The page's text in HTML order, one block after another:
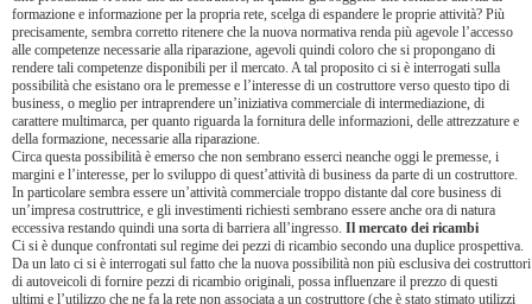
formazione e informazione per la propria rete, scelga di espandere le proprie attività? Più
precisamente, sembra corretto ritenere che la nuova normativa renda più agevole l’accesso
alle competenze necessarie alla riparazione, agevoli quindi coloro che si propongano di
rendere tali competenze disponibili per il mercato. A tal proposito ci si è interrogati sulla
possibilità che esistano ora le premesse e l’interesse di un costruttore verso questo tipo di
business, o meglio per intraprendere un’iniziativa commerciale di intermediazione, di
carattere multimarca, per quanto riguarda la fornitura delle informazioni, delle attrezzature e
della formazione, necessarie alla riparazione.
Circa questa possibilità è emerso che non sembrano esserci neanche oggi le premesse, i
margini e l’interesse, per lo sviluppo di quest’attività di business da parte di un costruttore.
In particolare sembra essere un’attività commerciale troppo distante dal core business di
un’impresa costruttrice, e gli investimenti richiesti sembrano essere anche ora di natura
eccessiva restando quindi una sorta di barriera all’ingresso. Il mercato dei ricambi
Ci si è dunque confrontati sul regime dei pezzi di ricambio secondo una duplice prospettiva.
Da un lato ci si è interrogati sul fatto che la nuova possibilità non più esclusiva dei costruttori
di autoveicoli di fornire pezzi di ricambio originali, possa influenzare il prezzo di questi
ultimi e l’utilizzo che ne fa la rete non associata a un costruttore (che è stato stimato utilizzi